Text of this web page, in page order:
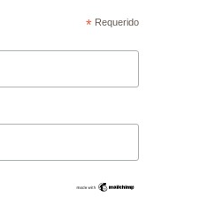
* Requerido